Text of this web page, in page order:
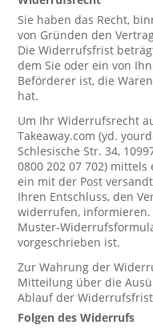
Sie haben das Recht,
von Gründen den
Die Widerrufsfrist
dem Sie oder ein von
Beförderer ist, die
hat.
Um Ihr Widerrufsrecht
Takeaway.com (yd.
Schlesische Str. 34,
0800 202 07 702)
ein mit der Post
Ihren Entschluss, den
widerrufen, informieren.
Muster-
vorgeschrieben ist.
Zur Wahrung der
Mitteilung über die
Ablauf der
Folgen des Widerrufs